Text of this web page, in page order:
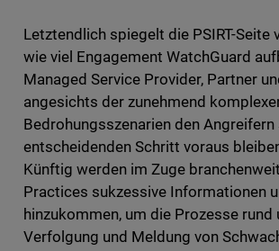
Letztendlich spiegelt die PSIRT-Seite
wie viel Engagement WatchGuard
Managed Service Provider, Partner
angesichts der zunehmend
Bedrohungsszenarien den
entscheidenden Schritt voraus
Künftig werden im Zuge
Practices sukzessive Informationen
hinzukommen, um die Prozesse rund
Verfolgung und Meldung von